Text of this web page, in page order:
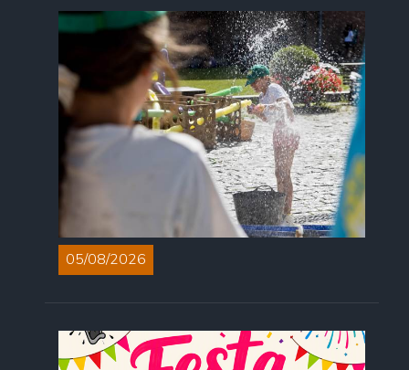
Un món
d'activitats
per fer a la
Massana
05/08/2026